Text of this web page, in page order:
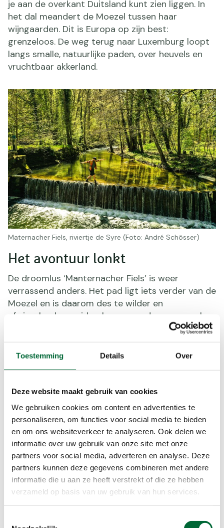
Toestemming Details Over
Deze website maakt gebruik van cookies
We gebruiken cookies om content en advertenties te
personaliseren, om functies voor social media te bieden
en om ons websiteverkeer te analyseren. Ook delen we
informatie over uw gebruik van onze site met onze
partners voor social media, adverteren en analyse. Deze
partners kunnen deze gegevens combineren met andere
informatie die u aan ze heeft verstrekt of die ze hebben
verzameld op basis van uw gebruik van hun services.
je aan de overkant Duitsland kunt zien liggen. In
het dal meandert de Moezel tussen haar
wijngaarden. Dit is Europa op zijn best:
grenzeloos. De weg terug naar Luxemburg loopt
langs smalle, natuurlijke paden, over heuvels en
vruchtbaar akkerland.
Het avontuur lonkt
De droomlus ‘Manternacher Fiels’ is weer
verrassend anders. Het pad ligt iets verder van de
Moezel en is daarom des te wilder en
afwisselender: weides, boomgaarden en vooral
het hellingbos langs het riviertje de Syre maken
het pad tot een echt avontuur. De wandeling
loopt langs steile kalksteenwanden en andere
indrukwekkende rotsgesteenten. Je wandelt door
het zicht vrij te maken op een wijngaard. Het mag
duidelijk zijn: deze streek is het wandelen waard!
Maternacher Fiels, riviertje de Syre (Foto: André Schösser)